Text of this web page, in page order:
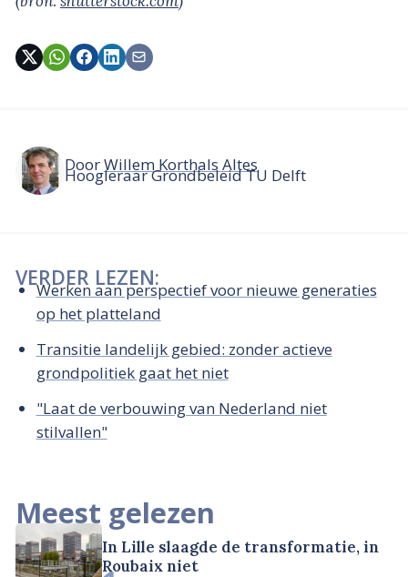
DoorWillem Korthals Altes
Hoogleraar Grondbeleid TU Delft
VERDER LEZEN:
Werken aan perspectief voor nieuwe generaties
op het platteland
Transitie landelijk gebied: zonder actieve
grondpolitiek gaat het niet
"Laat de verbouwing van Nederland niet
stilvallen"
Meest gelezen
In Lille slaagde de transformatie, in
Roubaix niet